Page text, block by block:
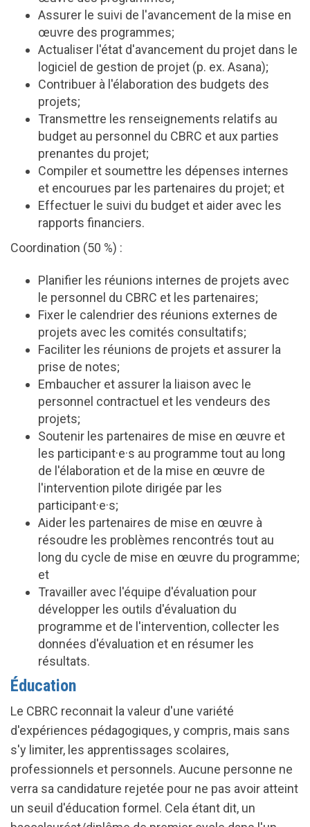
Assurer le suivi de l'avancement de la mise en
œuvre des programmes;
Actualiser l'état d'avancement du projet dans le
logiciel de gestion de projet (p. ex. Asana);
Contribuer à l'élaboration des budgets des
projets;
Transmettre les renseignements relatifs au
budget au personnel du CBRC et aux parties
prenantes du projet;
Compiler et soumettre les dépenses internes
et encourues par les partenaires du projet; et
Effectuer le suivi du budget et aider avec les
rapports financiers.
Coordination (50 %) :
Planifier les réunions internes de projets avec
le personnel du CBRC et les partenaires;
Fixer le calendrier des réunions externes de
projets avec les comités consultatifs;
Faciliter les réunions de projets et assurer la
prise de notes;
Embaucher et assurer la liaison avec le
personnel contractuel et les vendeurs des
projets;
Soutenir les partenaires de mise en œuvre et
les participant·e·s au programme tout au long
de l'élaboration et de la mise en œuvre de
l'intervention pilote dirigée par les
participant·e·s;
Aider les partenaires de mise en œuvre à
résoudre les problèmes rencontrés tout au
long du cycle de mise en œuvre du programme;
et
Travailler avec l'équipe d'évaluation pour
développer les outils d'évaluation du
programme et de l'intervention, collecter les
données d'évaluation et en résumer les
résultats.
Éducation
Le CBRC reconnait la valeur d'une variété
d'expériences pédagogiques, y compris, mais sans
s'y limiter, les apprentissages scolaires,
professionnels et personnels. Aucune personne ne
verra sa candidature rejetée pour ne pas avoir atteint
un seuil d'éducation formel. Cela étant dit, un